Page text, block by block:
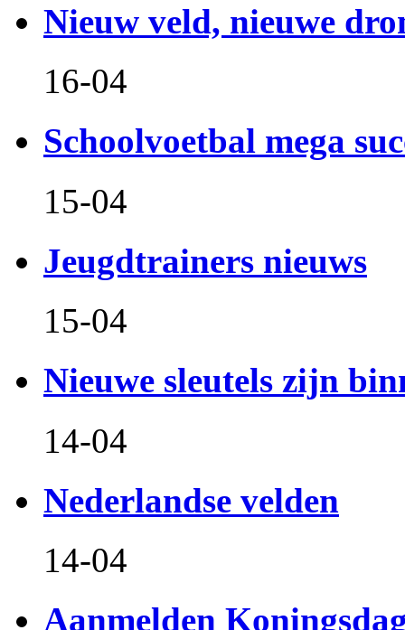
Nieuw veld, nieuwe
16-04
Schoolvoetbal mega
15-04
Jeugdtrainers nieuws
15-04
Nieuwe sleutels zijn
14-04
Nederlandse velden
14-04
Aanmelden